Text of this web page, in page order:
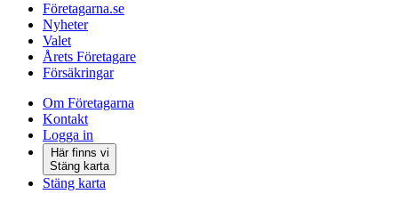
Företagarna.se
Nyheter
Valet
Årets Företagare
Försäkringar
Om Företagarna
Kontakt
Logga in
Här finns vi
Stäng karta
Stäng karta